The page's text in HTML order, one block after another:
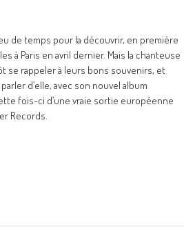
de temps pour la découvrir, en première
à Paris en avril dernier. Mais la chanteuse
se rappeler à leurs bons souvenirs, et
d’elle, avec son nouvel album
fois-ci d’une vraie sortie européenne
Records.